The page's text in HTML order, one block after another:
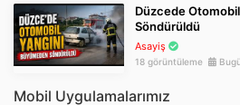
Düzcede Otomobil
Söndürüldü
Asayiş
18 görüntüleme
Mobil Uygulamalarımız